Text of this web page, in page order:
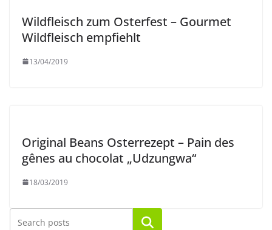
Wildfleisch zum Osterfest – Gourmet
Wildfleisch empfiehlt
13/04/2019
Original Beans Osterrezept – Pain des
gênes au chocolat „Udzungwa“
18/03/2019
Suchen